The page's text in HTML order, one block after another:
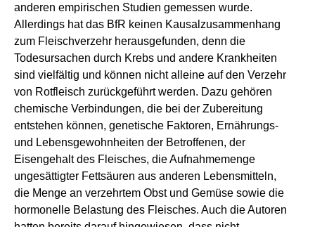
anderen empirischen Studien gemessen wurde.
Allerdings hat das BfR keinen Kausalzusammenhang
zum Fleischverzehr herausgefunden, denn die
Todesursachen durch Krebs und andere Krankheiten
sind vielfältig und können nicht alleine auf den Verzehr
von Rotfleisch zurückgeführt werden. Dazu gehören
chemische Verbindungen, die bei der Zubereitung
entstehen können, genetische Faktoren, Ernährungs-
und Lebensgewohnheiten der Betroffenen, der
Eisengehalt des Fleisches, die Aufnahmemenge
ungesättigter Fettsäuren aus anderen Lebensmitteln,
die Menge an verzehrtem Obst und Gemüse sowie die
hormonelle Belastung des Fleisches. Auch die Autoren